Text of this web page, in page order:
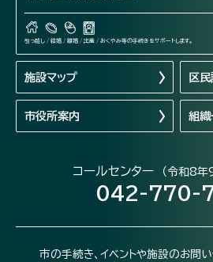
引っ越し / 結婚 / 離婚 / 出産 / おくやみ等の手続きをサポートします。
施設マップ 区
市役所案内 組織
コールセンター （令和8
042-770-
市の手続き、イベントや施設のお問